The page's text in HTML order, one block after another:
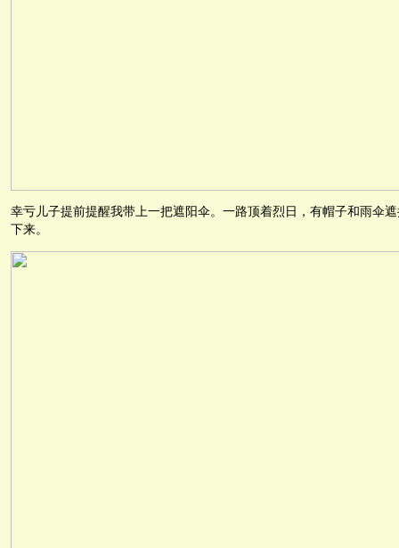
幸亏儿子提前提醒我带上一把遮阳伞。一路顶着烈日，有帽子和雨伞
下来。